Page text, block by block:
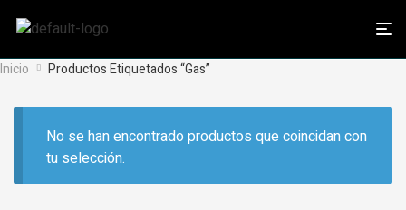
Inicio Productos Etiquetados “Gas”
No se han encontrado productos que coincidan con
tu selección.